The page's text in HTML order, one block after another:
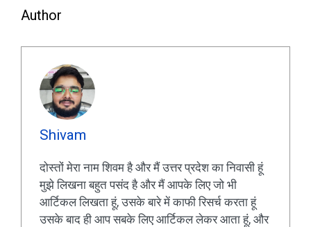
Author
Shivam
दोस्तों मेरा नाम शिवम है और मैं उत्तर प्रदेश का निवासी हूं
मुझे लिखना बहुत पसंद है और मैं आपके लिए जो भी
आर्टिकल लिखता हूं, उसके बारे में काफी रिसर्च करता हूं
उसके बाद ही आप सबके लिए आर्टिकल लेकर आता हूं, और